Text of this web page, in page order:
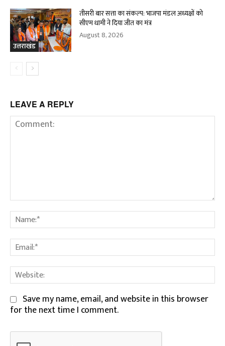
उत्तराखंड
तीसरी बार सत्ता का संकल्प: भाजपा मंडल अध्यक्षों को
सीएम धामी ने दिया जीत का मंत्र
August 8, 2026
LEAVE A REPLY
Comment:
Save my name, email, and website in this browser
for the next time I comment.